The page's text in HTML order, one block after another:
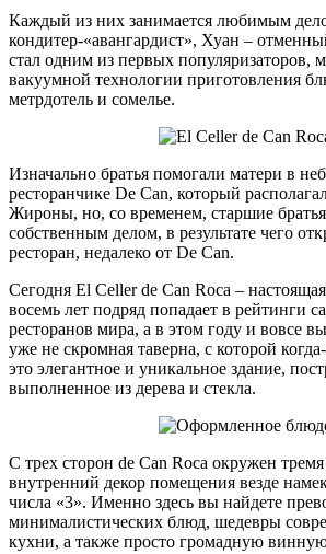
Каждый из них занимается любимым
кондитер-«авангардист», Хуан –
стал одним из первых популяризаторов,
вакуумной технологии приготовления
метрдотель и сомелье.
Изначально братья помогали матери в
ресторанчике De Can, который
Жироны, но, со временем, старшие братья
собственным делом, в результате чего
ресторан, недалеко от De Can.
Сегодня El Celler de Can Roca –
восемь лет подряд попадает в рейтинги
ресторанов мира, а в этом году и вовсе
уже не скромная таверна, с которой
это элегантное и уникальное здание,
выполненное из дерева и стекла.
С трех сторон de Can Roca окружен
внутренний декор помещения везде
числа «3». Именно здесь вы найдете
минималистических блюд, шедевры
кухни, а также просто громадную винную